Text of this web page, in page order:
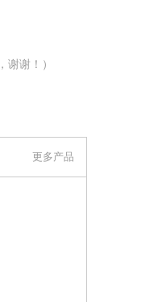
谢谢！）
更多产品